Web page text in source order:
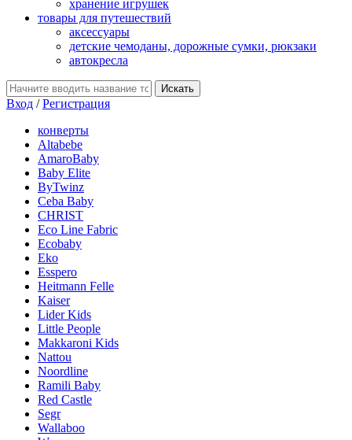
хранение игрушек
товары для путешествий
аксессуары
детские чемоданы, дорожные сумки, рюкзаки
автокресла
Вход /Регистрация
конверты
Altabebe
AmaroBaby
Baby Elite
ByTwinz
Ceba Baby
CHRIST
Eco Line Fabric
Ecobaby
Eko
Esspero
Heitmann Felle
Kaiser
Lider Kids
Little People
Makkaroni Kids
Nattou
Noordline
Ramili Baby
Red Castle
Segr
Wallaboo